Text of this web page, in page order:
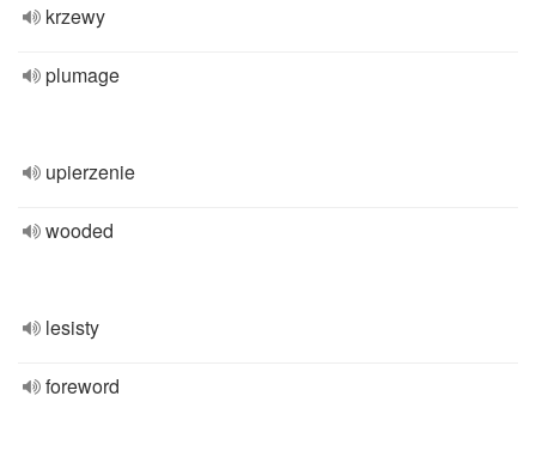
krzewy
plumage
upierzenie
wooded
lesisty
foreword